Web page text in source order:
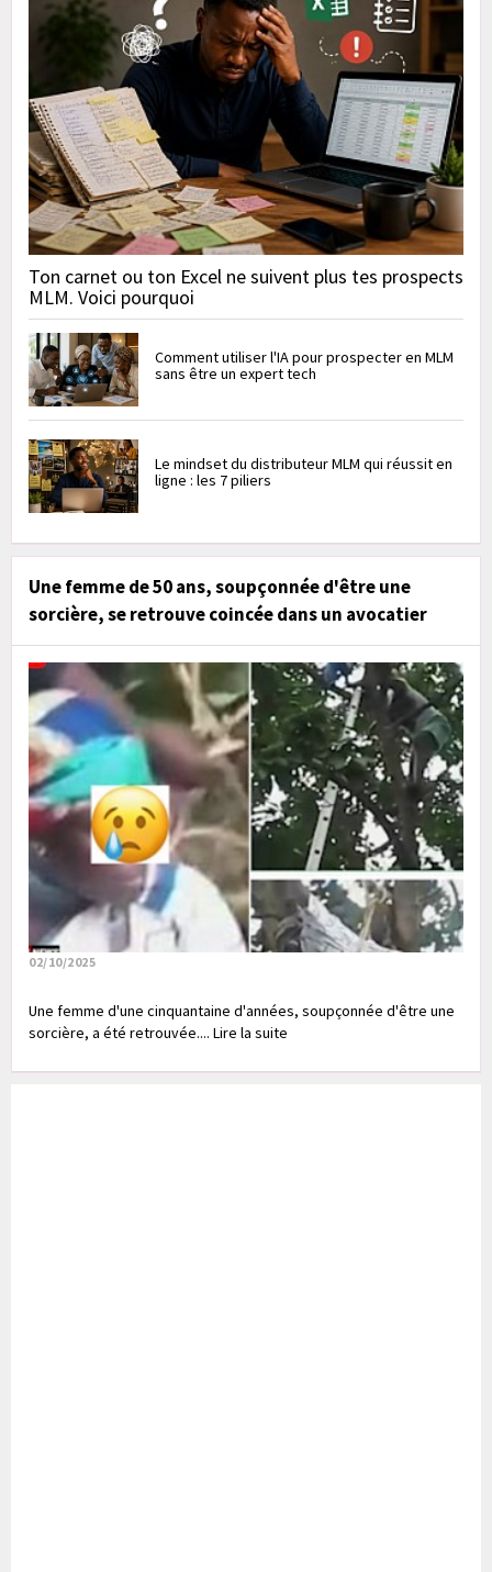
Ton carnet ou ton Excel ne suivent plus tes prospects
MLM. Voici pourquoi
Comment utiliser l'IA pour prospecter en MLM
sans être un expert tech
Le mindset du distributeur MLM qui réussit en
ligne : les 7 piliers
Une femme de 50 ans, soupçonnée d'être une
sorcière, se retrouve coincée dans un avocatier
02/10/2025
Une femme d'une cinquantaine d'années, soupçonnée d'être une
sorcière, a été retrouvée.... Lire la suite